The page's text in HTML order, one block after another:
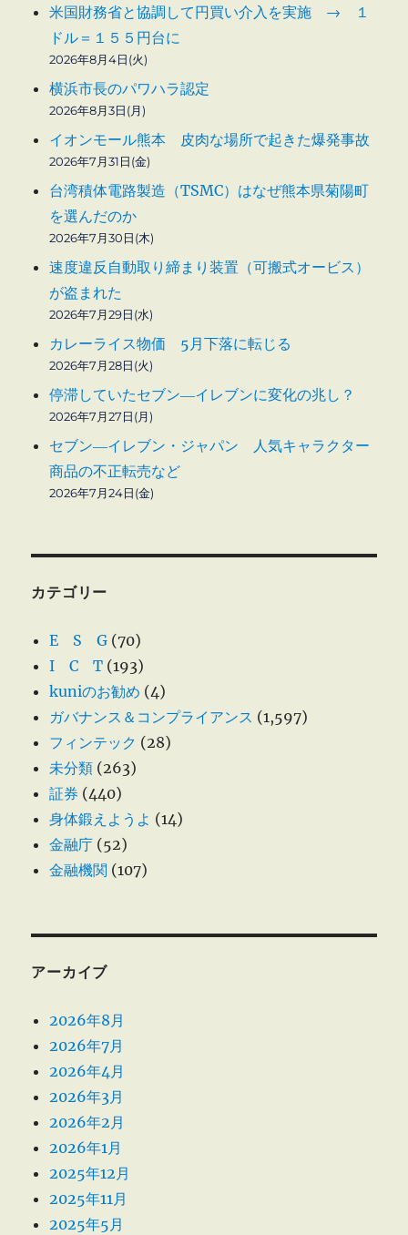
米国財務省と協調して円買い介入を実施 → １
ドル＝１５５円台に
2026年8月4日(火)
横浜市長のパワハラ認定
2026年8月3日(月)
イオンモール熊本 皮肉な場所で起きた爆発事故
2026年7月31日(金)
台湾積体電路製造（TSMC）はなぜ熊本県菊陽町
を選んだのか
2026年7月30日(木)
速度違反自動取り締まり装置（可搬式オービス）
が盗まれた
2026年7月29日(水)
カレーライス物価 5月下落に転じる
2026年7月28日(火)
停滞していたセブン―イレブンに変化の兆し？
2026年7月27日(月)
セブン―イレブン・ジャパン 人気キャラクター
商品の不正転売など
2026年7月24日(金)
カテゴリー
E S G (70)
I C T (193)
kuniのお勧め (4)
ガバナンス＆コンプライアンス (1,597)
フィンテック (28)
未分類 (263)
証券 (440)
身体鍛えようよ (14)
金融庁 (52)
金融機関 (107)
アーカイブ
2026年8月
2026年7月
2026年4月
2026年3月
2026年2月
2026年1月
2025年12月
2025年11月
2025年5月